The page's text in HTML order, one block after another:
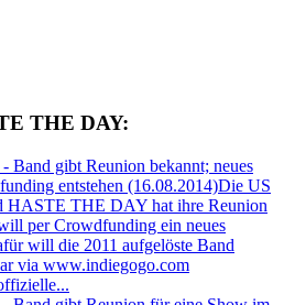
THE DAY:
Band gibt Reunion bekannt; neues
entstehen (16.08.2014)Die US
HASTE THE DAY hat ihre Reunion
per Crowdfunding ein neues
will die 2011 aufgelöste Band
via www.indiegogo.com